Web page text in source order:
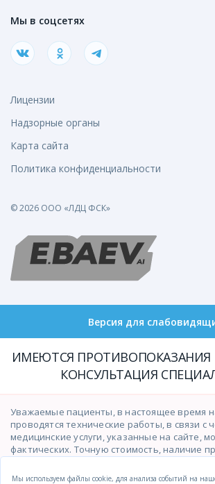
Мы в соцсетях
Лицензии
Надзорные органы
Карта сайта
Политика конфиденциальности
© 2026 ООО «ЛДЦ ФСК»
Версия для
ИМЕЮТСЯ
КОНСУЛЬТАЦИЯ
Уважаемые пациенты, в настоящее время
проводятся технические работы, в связи с
медицинские услуги, указанные на сайте,
фактических. Точную стоимость, наличие
возможность оказания медицинских услуг
операторов контакт-центра по телефону
Мы используем файлы cookie, для анализа событий на